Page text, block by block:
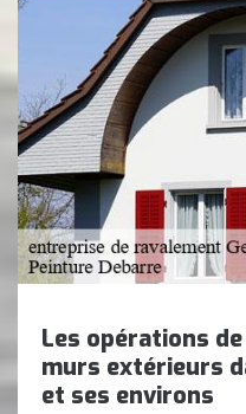
Les opérations
murs extérieurs
et ses environs